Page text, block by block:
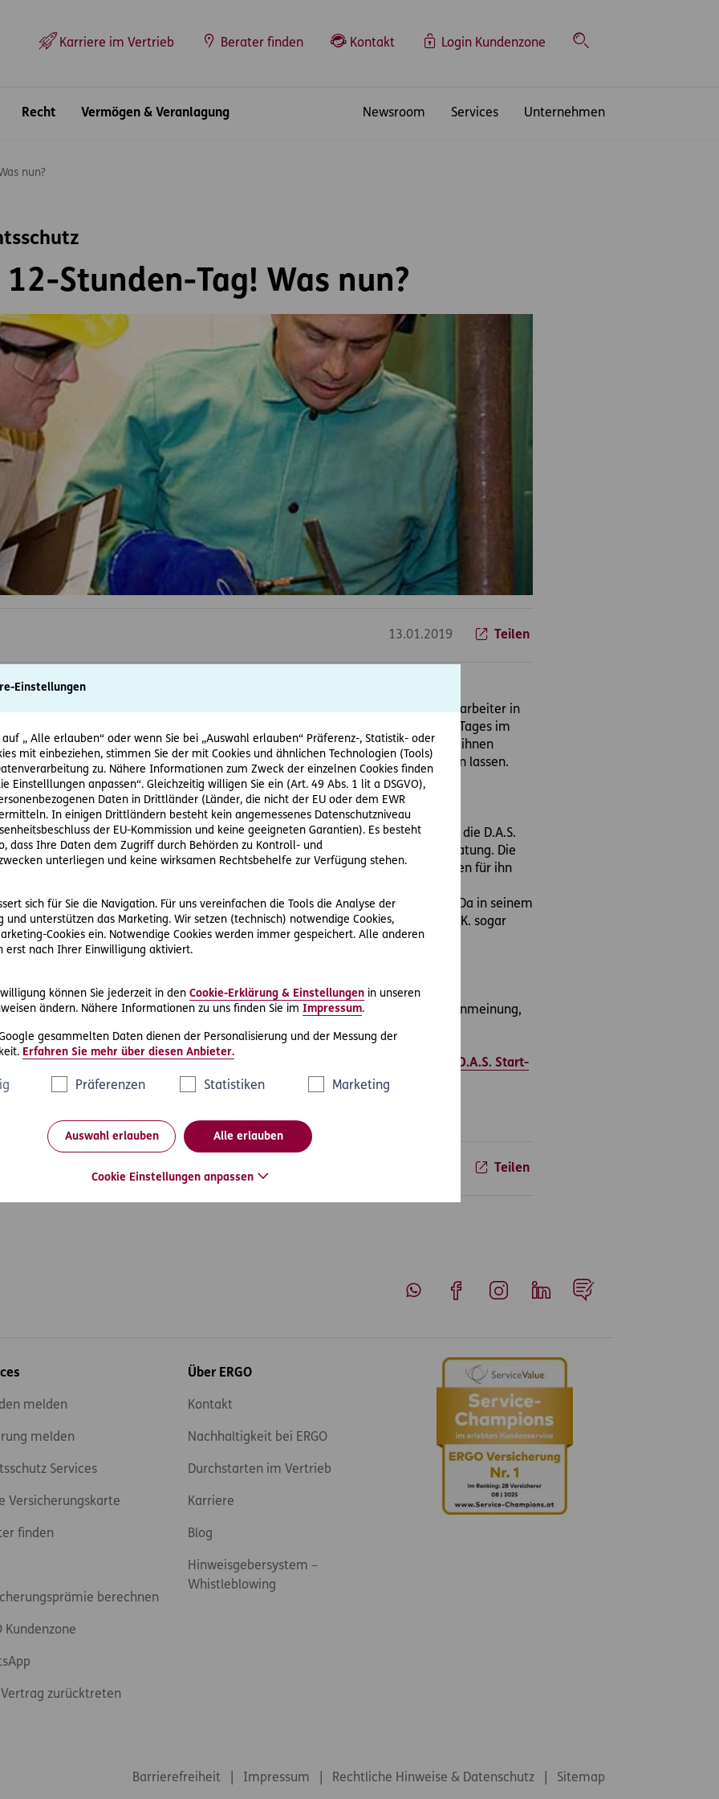
Einstellungen
„ Alle erlauben“ oder wenn Sie bei „Auswahl erlauben“ Präferenz-, Statistik- oder
mit einbeziehen, stimmen Sie der mit Cookies und ähnlichen Technologien (Tools)
zu. Nähere Informationen zum Zweck der einzelnen Cookies finden
Einstelllungen anpassen“. Gleichzeitig willigen Sie ein (Art. 49 Abs. 1 lit a DSGVO),
Daten in Drittländer (Länder, die nicht der EU oder dem EWR
In einigen Drittländern besteht kein angemessenes Datenschutzniveau
der EU-Kommission und keine geeigneten Garantien). Es besteht
dass Ihre Daten dem Zugriff durch Behörden zu Kontroll- und
unterliegen und keine wirksamen Rechtsbehelfe zur Verfügung stehen.
sich für Sie die Navigation. Für uns vereinfachen die Tools die Analyse der
und unterstützen das Marketing. Wir setzen (technisch) notwendige Cookies,
Cookies ein. Notwendige Cookies werden immer gespeichert. Alle anderen
erst nach Ihrer Einwilligung aktiviert.
können Sie jederzeit in den Cookie-Erklärung & Einstellungen in unseren
ändern. Nähere Informationen zu uns finden Sie im Impressum.
gesammelten Daten dienen der Personalisierung und der Messung der
Erfahren Sie mehr über diesen Anbieter.
Präferenzen Statistiken Marketing
Auswahl erlauben Alle erlauben
Cookie Einstellungen anpassen
Karriere im Vertrieb Berater finden Kontakt Login Kundenzone
Suche
Recht Vermögen & Veranlagung Newsroom Services Unternehmen
nun?
12-Stunden-Tag! Was nun?
13.01.2019 Teilen
Firma mit 13 Angestellten. Zu Spitzenzeiten arbeiten seine Mitarbeiter in
der Kunden rechtzeitig fertig zu stellen. Seit der Einführung des 12-Stunden-Tages im
nicht mehr sicher, wie lange seine Mitarbeiter arbeiten dürfen und was er von ihnen
der sicheren Seite sein möchte, möchte er sich durch einen Juristen beraten lassen.
arbeitsrechtlichen Fragen
die Möglichkeit, sich mit seinen Rechtsfragen und Rechtsproblemen an die D.A.S.
daher telefonisch – unter der Nummer 0800 386 300 – die D.A.S. Rechtsberatung. Die
worauf er als Arbeitgeber zu achten hat und welche gesetzlichen Vorgaben für ihn
seinen Mitarbeitern die von der D.A.S. erhaltenen Informationen weitergeben. Da in seinem
derBeratungs-Rechtsschutzinkludiert ist, war die Rechtsberatung für Herrn K. sogar
für kostenlose Rechtsberatung
die rechtlichen Beratungskosten sowie die Einholung einer zweiten Expertenmeinung,
500 spezialisierten D.A.S. Partneranwälte, ab.
Rechtsschutz im D.A.S. Profi-Rechtsschutz inkludiert, für Privatkunden im
D.A.S. Start-
Teilen
melden
melden
Services
Versicherungskarte
finden
berechnen
Kundenzone
zurücktreten
Über ERGO
Kontakt
Nachhaltigkeit bei ERGO
Durchstarten im Vertrieb
Karriere
Blog
Hinweisgebersystem –
Whistleblowing
Footer-Links
Barrierefreiheit Impressum Rechtliche Hinweise & Datenschutz Sitemap